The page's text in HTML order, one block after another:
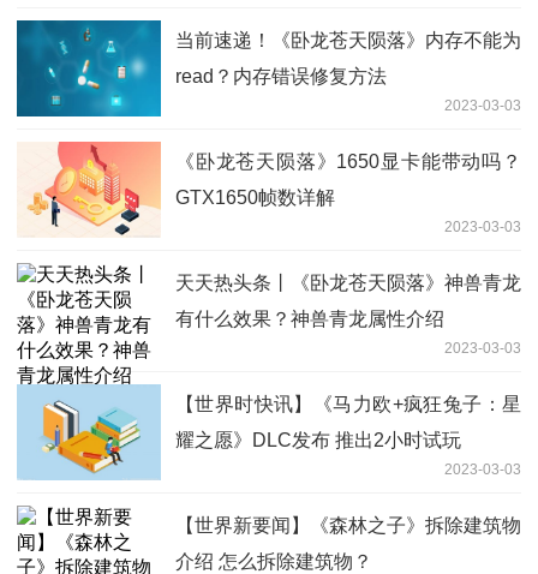
当前速递！《卧龙苍天陨落》内存不能为
read？内存错误修复方法
2023-03-03
《卧龙苍天陨落》1650显卡能带动吗？
GTX1650帧数详解
2023-03-03
天天热头条丨《卧龙苍天陨落》神兽青龙
有什么效果？神兽青龙属性介绍
2023-03-03
【世界时快讯】《马力欧+疯狂兔子：星
耀之愿》DLC发布 推出2小时试玩
2023-03-03
【世界新要闻】《森林之子》拆除建筑物
介绍 怎么拆除建筑物？